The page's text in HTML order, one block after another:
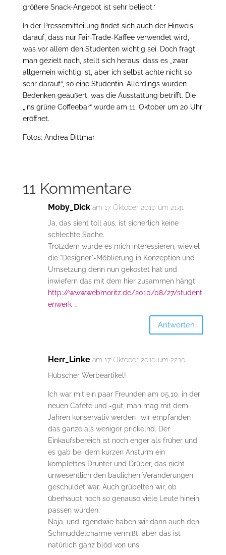
größere Snack-Angebot ist sehr beliebt.“
In der Pressemitteilung findet sich auch der Hinweis
darauf, dass nur Fair-Trade-Kaffee verwendet wird,
was vor allem den Studenten wichtig sei. Doch fragt
man gezielt nach, stellt sich heraus, dass es „zwar
allgemein wichtig ist, aber ich selbst achte nicht so
sehr darauf“, so eine Studentin. Allerdings wurden
Bedenken geäußert, was die Ausstattung betrifft. Die
„ins grüne Coffeebar“ wurde am 11. Oktober um 20 Uhr
eröffnet.
Fotos: Andrea Dittmar
11 Kommentare
Moby_Dick am 17. Oktober 2010 um 21:41
Ja, das sieht toll aus, ist sicherlich keine
schlechte Sache.
Trotzdem würde es mich interessieren, wieviel
die "Designer"-Möblierung in Konzeption und
Umsetzung denn nun gekostet hat und
inwiefern das mit dem hier zusammen hängt:
http://www.webmoritz.de/2010/08/27/student
enwerk-…
Antworten
Herr_Linke am 17. Oktober 2010 um 22:10
Hübscher Werbeartikel!
Ich war mit ein paar Freunden am 05.10. in der
neuen Cafete und -gut, man mag mit dem
Jahren konservativ werden- wir empfanden
das ganze als weniger prickelnd. Der
Einkaufsbereich ist noch enger als früher und
es gab bei dem kurzen Ansturm ein
komplettes Drunter und Drüber, das nicht
unwesentlich den baulichen Veränderungen
geschuldet war. Auch grübelten wir, ob
überhaupt noch so genauso viele Leute hinein
passen würden.
Naja, und irgendwie haben wir dann auch den
Schmuddelcharme vermißt, aber das ist
natürlich ganz blöd von uns.